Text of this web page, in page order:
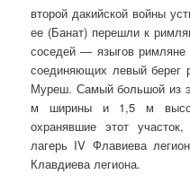
второй дакийской войны
ее (Банат) перешли к
соседей — языгов
соединяющих левый
Муреш. Самый большой из
м ширины и 1,5 м
охранявшие этот
лагерь IV Флавиева
Клавдиева легиона.